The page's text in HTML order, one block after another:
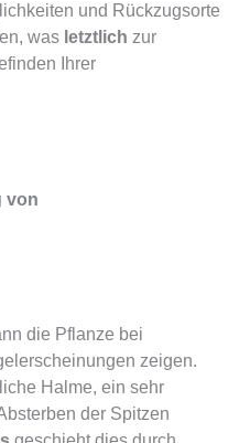
und Rückzugsorte
was letztlich zur
Ihrer
von
die Pflanze bei
zeigen.
Halme, ein sehr
der Spitzen